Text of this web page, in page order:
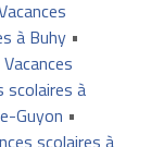
à Buhy•
Vacances
scolaires à
Guyon •
scolaires à